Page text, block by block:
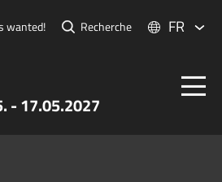
- 17.05.2027
wanted! Recherche FR